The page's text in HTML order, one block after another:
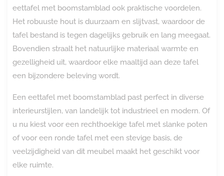
eettafel met boomstamblad ook praktische voordelen.
Het robuuste hout is duurzaam en slijtvast, waardoor de
tafel bestand is tegen dagelijks gebruik en lang meegaat.
Bovendien straalt het natuurlijke materiaal warmte en
gezelligheid uit, waardoor elke maaltijd aan deze tafel
een bijzondere beleving wordt.
Een eettafel met boomstamblad past perfect in diverse
interieurstijlen, van landelijk tot industrieel en modern. Of
u nu kiest voor een rechthoekige tafel met slanke poten
of voor een ronde tafel met een stevige basis, de
veelzijdigheid van dit meubel maakt het geschikt voor
elke ruimte.